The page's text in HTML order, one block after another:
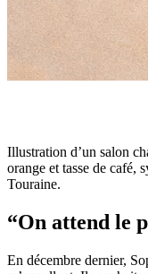
Illustration d’un salon
orange et tasse de café,
Touraine.
“On attend le
En décembre dernier,